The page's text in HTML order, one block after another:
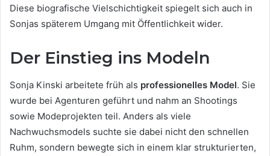
Diese biografische Vielschichtigkeit spiegelt sich auch in
Sonjas späterem Umgang mit Öffentlichkeit wider.
Der Einstieg ins Modeln
Sonja Kinski arbeitete früh als professionelles Model. Sie
wurde bei Agenturen geführt und nahm an Shootings
sowie Modeprojekten teil. Anders als viele
Nachwuchsmodels suchte sie dabei nicht den schnellen
Ruhm, sondern bewegte sich in einem klar strukturierten,